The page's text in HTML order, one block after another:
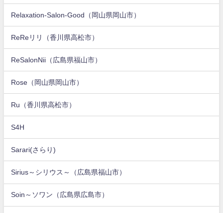
Relaxation-Salon-Good（岡山県岡山市）
ReReリリ（香川県高松市）
ReSalonNii（広島県福山市）
Rose（岡山県岡山市）
Ru（香川県高松市）
S4H
Sarari(さらり)
Sirius～シリウス～（広島県福山市）
Soin～ソワン（広島県広島市）